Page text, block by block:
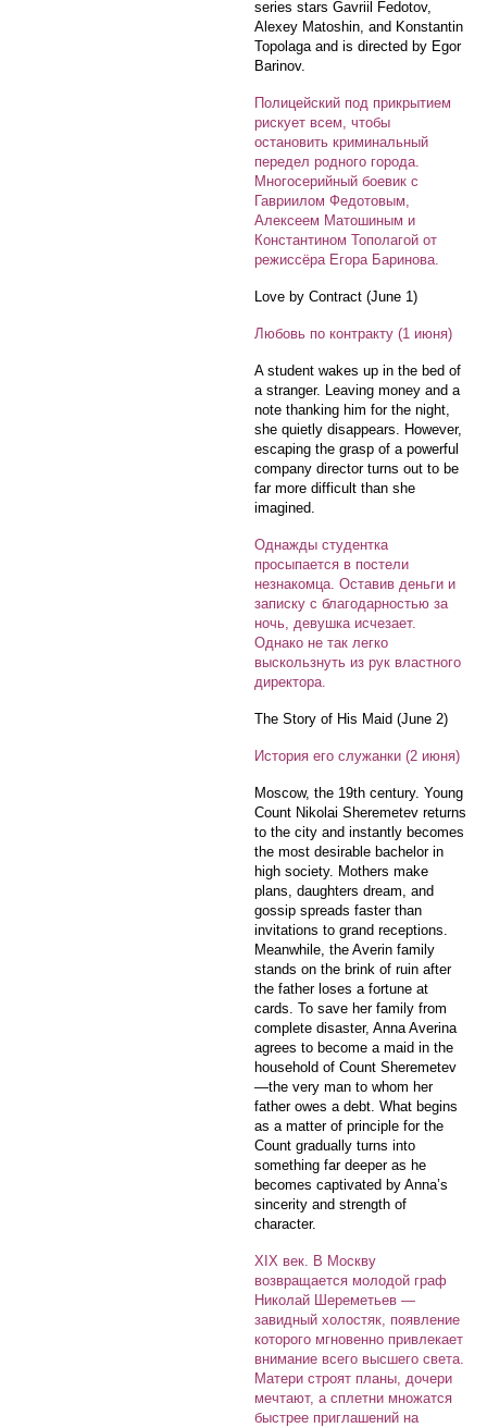
series stars Gavriil Fedotov,
Alexey Matoshin, and Konstantin
Topolaga and is directed by Egor
Barinov.
Полицейский под прикрытием
рискует всем, чтобы
остановить криминальный
передел родного города.
Многосерийный боевик с
Гавриилом Федотовым,
Алексеем Матошиным и
Константином Тополагой от
режиссёра Егора Баринова.
Love by Contract (June 1)
Любовь по контракту (1 июня)
A student wakes up in the bed of
a stranger. Leaving money and a
note thanking him for the night,
she quietly disappears. However,
escaping the grasp of a powerful
company director turns out to be
far more difficult than she
imagined.
Однажды студентка
просыпается в постели
незнакомца. Оставив деньги и
записку с благодарностью за
ночь, девушка исчезает.
Однако не так легко
выскользнуть из рук властного
директора.
The Story of His Maid (June 2)
История его служанки (2 июня)
Moscow, the 19th century. Young
Count Nikolai Sheremetev returns
to the city and instantly becomes
the most desirable bachelor in
high society. Mothers make
plans, daughters dream, and
gossip spreads faster than
invitations to grand receptions.
Meanwhile, the Averin family
stands on the brink of ruin after
the father loses a fortune at
cards. To save her family from
complete disaster, Anna Averina
agrees to become a maid in the
household of Count Sheremetev
—the very man to whom her
father owes a debt. What begins
as a matter of principle for the
Count gradually turns into
something far deeper as he
becomes captivated by Anna’s
sincerity and strength of
character.
XIX век. В Москву
возвращается молодой граф
Николай Шереметьев —
завидный холостяк, появление
которого мгновенно привлекает
внимание всего высшего света.
Матери строят планы, дочери
мечтают, а сплетни множатся
быстрее приглашений на